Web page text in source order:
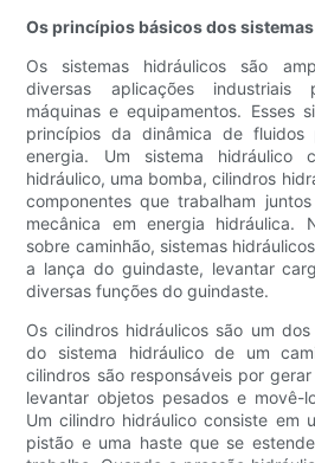
Os princípios básicos dos
Os sistemas hidráulicos são
diversas aplicações industriais
máquinas e equipamentos. Esses
princípios da dinâmica de
energia. Um sistema hidráulico
hidráulico, uma bomba, cilindros
componentes que trabalham
mecânica em energia hidráulica.
sobre caminhão, sistemas
a lança do guindaste, levantar
diversas funções do guindaste.
Os cilindros hidráulicos são um
do sistema hidráulico de um
cilindros são responsáveis ​​por
levantar objetos pesados ​​e movê-
Um cilindro hidráulico consiste em
pistão e uma haste que se